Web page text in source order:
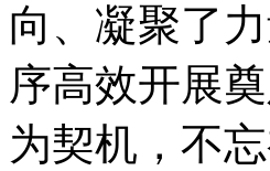
向、凝聚了
序高效开展
为契机，不